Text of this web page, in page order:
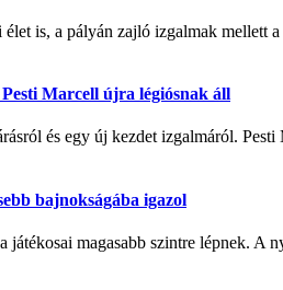
is, a pályán zajló izgalmak
Marcell újra légiósnak áll
és egy új kezdet izgalmáról.
bajnokságába igazol
játékosai magasabb szintre lépnek.